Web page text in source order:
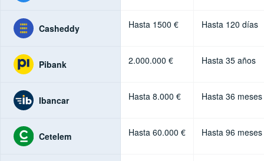
Casheddy Hasta 1500 € Hasta 120 días
Pibank 2.000.000 € Hasta 35 años
Ibancar Hasta 8.000 € Hasta 36 meses
Cetelem Hasta 60.000 € Hasta 96 meses